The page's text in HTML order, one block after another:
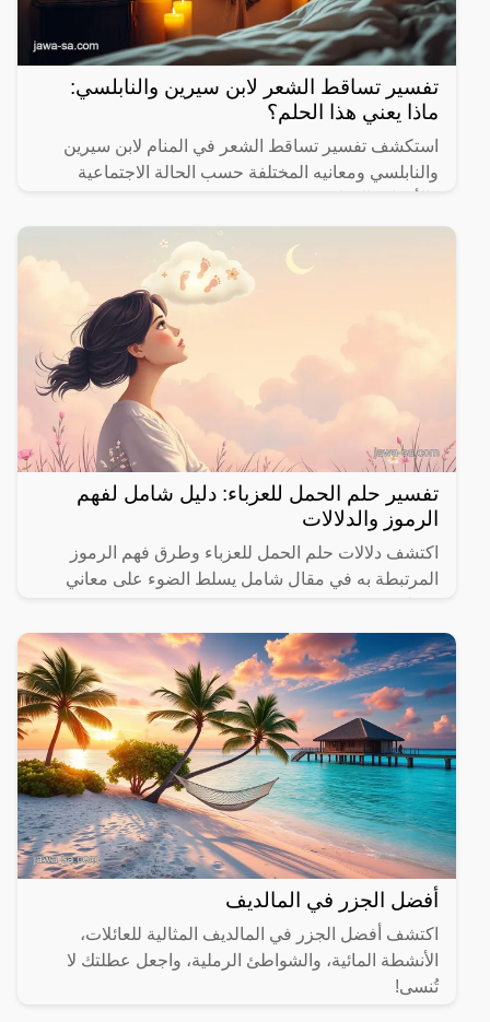
تفسير تساقط الشعر لابن سيرين والنابلسي:
ماذا يعني هذا الحلم؟
استكشف تفسير تساقط الشعر في المنام لابن سيرين
والنابلسي ومعانيه المختلفة حسب الحالة الاجتماعية
تفسير حلم الحمل للعزباء: دليل شامل لفهم
الرموز والدلالات
اكتشف دلالات حلم الحمل للعزباء وطرق فهم الرموز
المرتبطة به في مقال شامل يسلط الضوء على معاني
أفضل الجزر في المالديف
اكتشف أفضل الجزر في المالديف المثالية للعائلات،
الأنشطة المائية، والشواطئ الرملية، واجعل عطلتك لا
تُنسى!